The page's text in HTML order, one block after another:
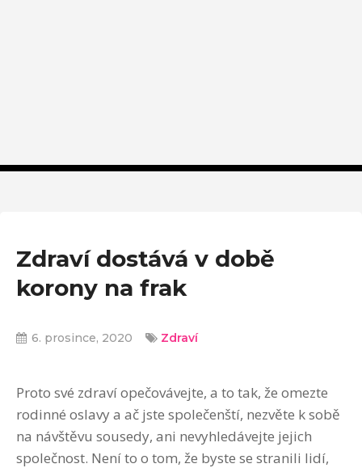
Zdraví dostává v době
korony na frak
6. prosince, 2020 Zdraví
Proto své zdraví opečovávejte, a to tak, že omezte
rodinné oslavy a ač jste společenští, nezvěte k sobě
na návštěvu sousedy, ani nevyhledávejte jejich
společnost. Není to o tom, že byste se stranili lidí,